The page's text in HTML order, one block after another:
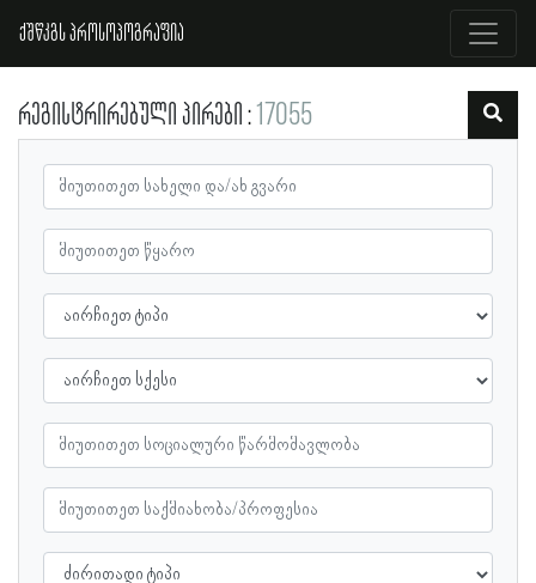
ქშწკგს პროსოპოგრაფია
რეგისტრირებული პირები 17055